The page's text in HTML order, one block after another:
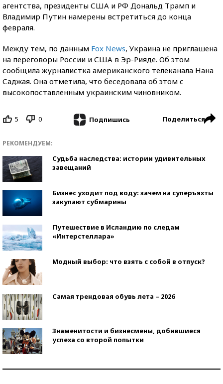
агентства, президенты США и РФ Дональд Трамп и
Владимир Путин намерены встретиться до конца
февраля.
Между тем, по данным Fox News, Украина не приглашена
на переговоры России и США в Эр-Рияде. Об этом
сообщила журналистка американского телеканала Нана
Саджая. Она отметила, что беседовала об этом с
высокопоставленным украинским чиновником.
5 0 Подпишись Поделиться
РЕКОМЕНДУЕМ:
Судьба наследства: истории удивительных
завещаний
Бизнес уходит под воду: зачем на суперъяхты
закупают субмарины
Путешествие в Исландию по следам
«Интерстеллара»
Модный выбор: что взять с собой в отпуск?
Самая трендовая обувь лета – 2026
Знаменитости и бизнесмены, добившиеся
успеха со второй попытки